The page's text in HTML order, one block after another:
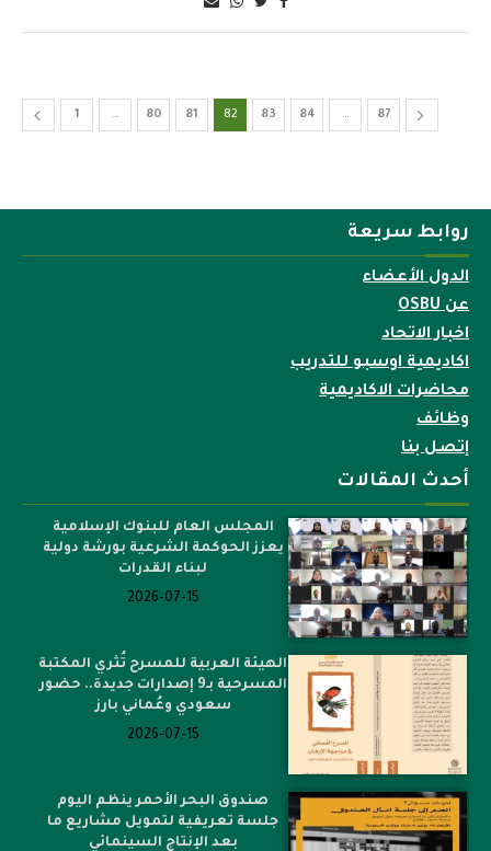
1 … 80 81 82 83 84 … 87
روابط سريعة
الدول الأعضاء
عن OSBU
اخبار الاتحاد
اكاديمية اوسبو للتدريب
محاضرات الاكاديمية
وظائف
إتصل بنا
أحدث المقالات
المجلس العام للبنوك الإسلامية
يعزز الحوكمة الشرعية بورشة دولية
لبناء القدرات
2026-07-15
الهيئة العربية للمسرح تُثري المكتبة
المسرحية بـ9 إصدارات جديدة.. حضور
سعودي وعُماني بارز
2026-07-15
صندوق البحر الأحمر ينظم اليوم
جلسة تعريفية لتمويل مشاريع ما
بعد الإنتاج السينمائي